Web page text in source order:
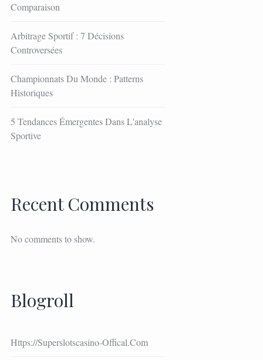
Comparaison
Arbitrage Sportif : 7 Décisions
Controversées
Championnats Du Monde : Patterns
Historiques
5 Tendances Émergentes Dans L'analyse
Sportive
Recent Comments
No comments to show.
Blogroll
Https://superslotscasino-Offical.com